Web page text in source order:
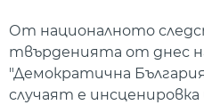
От националното
твърденията от днес
"Демократична
случаят е инсценировка